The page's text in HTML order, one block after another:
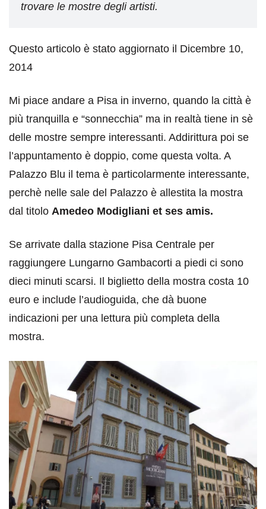
trovare le mostre degli artisti.
Questo articolo è stato aggiornato il Dicembre 10,
2014
Mi piace andare a Pisa in inverno, quando la città è
più tranquilla e “sonnecchia” ma in realtà tiene in sè
delle mostre sempre interessanti. Addirittura poi se
l’appuntamento è doppio, come questa volta. A
Palazzo Blu il tema è particolarmente interessante,
perchè nelle sale del Palazzo è allestita la mostra
dal titolo Amedeo Modigliani et ses amis.
Se arrivate dalla stazione Pisa Centrale per
raggiungere Lungarno Gambacorti a piedi ci sono
dieci minuti scarsi. Il biglietto della mostra costa 10
euro e include l’audioguida, che dà buone
indicazioni per una lettura più completa della
mostra.